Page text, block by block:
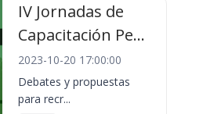
IV Jornadas de
Capacitación Pe...
2023-10-20 17:00:00
Debates y propuestas
para recr...